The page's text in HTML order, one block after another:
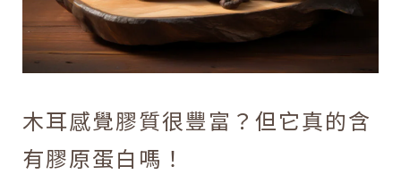
木耳感覺膠質很豐富？但它真的含
有膠原蛋白嗎！